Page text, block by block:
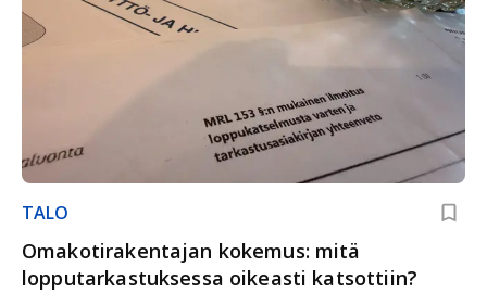
TALO
Omakotirakentajan kokemus: mitä
lopputarkastuksessa oikeasti katsottiin?